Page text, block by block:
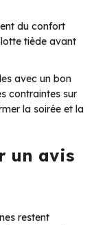
du confort
tiède avant
avec un bon
contraintes sur
la soirée et la
un avis
restent